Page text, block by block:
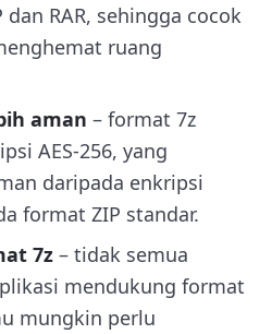
RAR, sehingga cocok
ruang
aman – format 7z
AES-256, yang
daripada enkripsi
format ZIP standar.
7z – tidak semua
mendukung format
mungkin perlu